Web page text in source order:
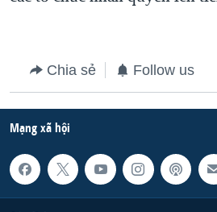
Chia sẻ Follow us
Mạng xã hội